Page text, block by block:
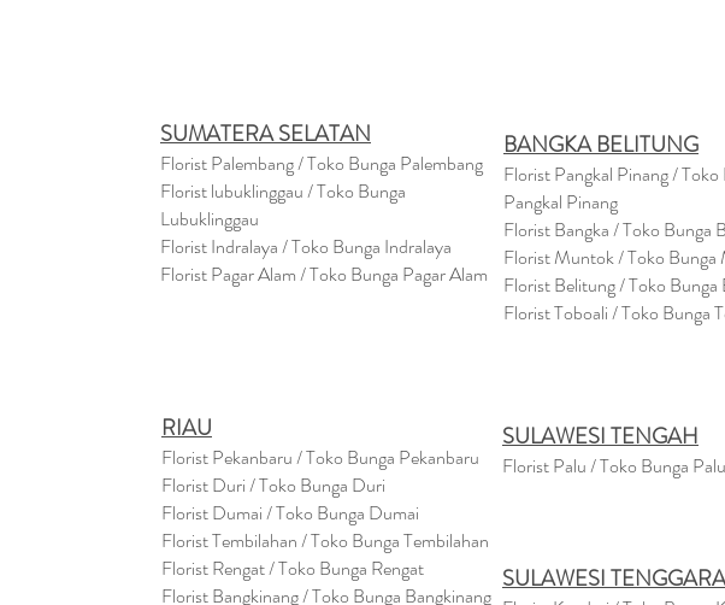
SUMATERA SELATAN
Florist Palembang / Toko Bunga Palembang
Florist lubuklinggau / Toko Bunga
Lubuklinggau
Florist Indralaya / Toko Bunga Indralaya
Florist Pagar Alam / Toko Bunga Pagar Alam
BANGKA BELITUNG
Florist Pangkal Pinang / Toko
Pangkal Pinang
Florist Bangka / Toko Bunga
Florist Muntok / Toko
Florist Belitung / Toko Bunga
Florist Toboali / Toko Bunga
RIAU
Florist Pekanbaru / Toko Bunga Pekanbaru
Florist Duri / Toko Bunga Duri
Florist Dumai / Toko Bunga Dumai
Florist Tembilahan / Toko Bunga Tembilahan
Florist Rengat / Toko Bunga Rengat
Florist Bangkinang / Toko Bunga Bangkinang
SULAWESI TENGAH
Florist Palu / Toko Bunga Palu
SULAWESI TENGGARA